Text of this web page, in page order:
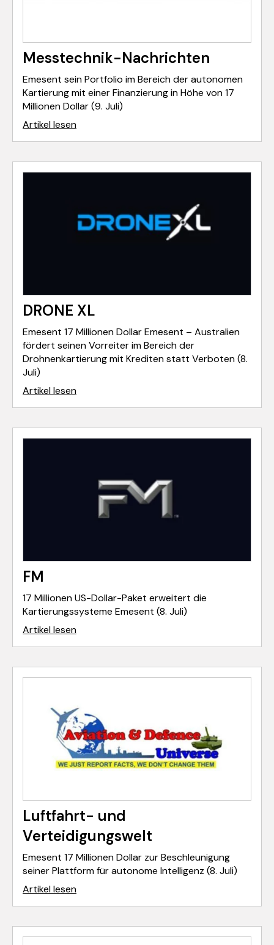
Messtechnik-Nachrichten
Emesent sein Portfolio im Bereich der autonomen
Kartierung mit einer Finanzierung in Höhe von 17
Millionen Dollar (9. Juli)
Artikel lesen
DRONE XL
Emesent 17 Millionen Dollar Emesent – Australien
fördert seinen Vorreiter im Bereich der
Drohnenkartierung mit Krediten statt Verboten (8.
Juli)
Artikel lesen
FM
17 Millionen US-Dollar-Paket erweitert die
Kartierungssysteme Emesent (8. Juli)
Artikel lesen
Luftfahrt- und
Verteidigungswelt
Emesent 17 Millionen Dollar zur Beschleunigung
seiner Plattform für autonome Intelligenz (8. Juli)
Artikel lesen